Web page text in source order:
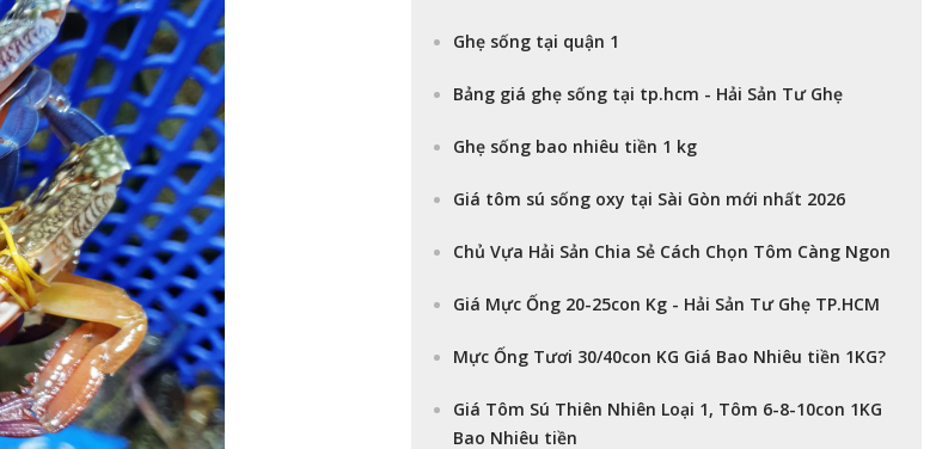
Ghẹ sống tại quận 1
Bảng giá ghẹ sống tại tp.hcm - Hải Sản Tư Ghẹ
Ghẹ sống bao nhiêu tiền 1 kg
Giá tôm sú sống oxy tại Sài Gòn mới nhất 2026
Chủ Vựa Hải Sản Chia Sẻ Cách Chọn Tôm Càng Ngon
Giá Mực Ống 20-25con Kg - Hải Sản Tư Ghẹ TP.HCM
Mực Ống Tươi 30/40con KG Giá Bao Nhiêu tiền 1KG?
Giá Tôm Sú Thiên Nhiên Loại 1, Tôm 6-8-10con 1KG
Bao Nhiêu tiền